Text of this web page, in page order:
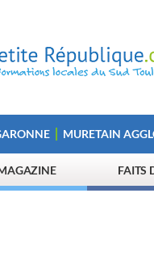
MURETAIN
FAITS